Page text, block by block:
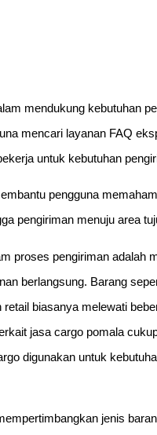
mendukung kebutuhan
mencari layanan FAQ
untuk kebutuhan
pengguna
pengiriman menuju area
proses pengiriman adalah
berlangsung. Barang
biasanya melewati
jasa cargo pomala
digunakan untuk
jenis